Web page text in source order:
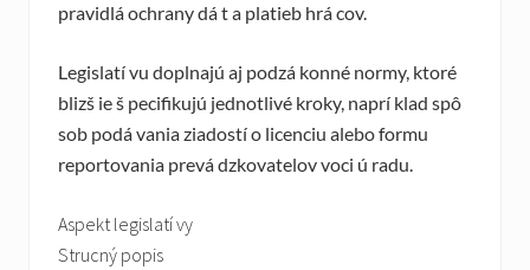
pravidlá ochrany dá t a platieb hrá cov.
Legislatí vu doplnajú aj podzá konné normy, ktoré
blizš ie š pecifikujú jednotlivé kroky, naprí klad spô
sob podá vania ziadostí o licenciu alebo formu
reportovania prevá dzkovatelov voci ú radu.
Aspekt legislatí vy
Strucný popis